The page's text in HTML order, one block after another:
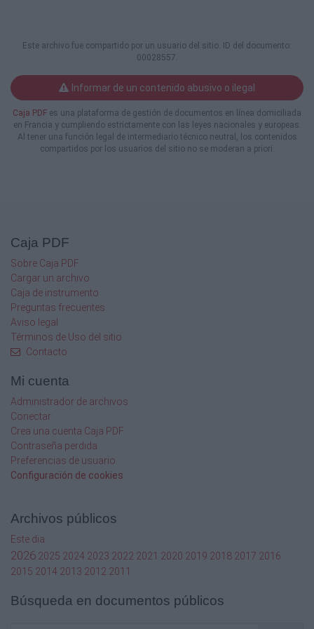
APARCAMIENTOS DE SUPERFICIE
Europa Prefabri está asimismo especializada
marquesinas
metálicas para aparcamiento de coches, así
como otros usos similares.
Especialistas en parking
solares fotovoltaicos
con dos equipos de arquitectos
Disponemos de varios modelos estándar
sobre
los que podemos realizar modificaciones en
el diseño
y los materiales para adaptar la vivienda a las
necesidades del proyecto concreto.
Proyectos arquitectónicos de construcción
mediante un
innovador sistema constructivo que permite
una importante reducción de tiempos y
costes para grandes
proyectos de vivienda social.
Trabajamos en equipo multidisciplinar con
técnicos locales para conseguir las mejores
soluciones técnico-estéticas por ello
podemos adaptar las
viviendas a las necesidades de cada
proyecto y a los usos locales.
tipología
Este archivo fue compartido por un usuario del sitio. ID del documento:
00028557.
Informar de un contenido abusivo o ilegal
Caja PDF es una plataforma de gestión de documentos en línea domiciliada
en Francia y cumpliendo estrictamente con las leyes nacionales y europeas.
Al tener una función legal de intermediario técnico neutral, los contenidos
compartidos por los usuarios del sitio no se moderan a priori.
Caja PDF
Sobre Caja PDF
Cargar un archivo
Caja de instrumento
Preguntas frecuentes
Aviso legal
Términos de Uso del sitio
Contacto
Mi cuenta
Administrador de archivos
Conectar
Crea una cuenta Caja PDF
Contraseña perdida
Preferencias de usuario
Configuración de cookies
Archivos públicos
Este dia
2026 2025 2024 2023 2022 2021 2020 2019 2018 2017 2016
2015 2014 2013 2012 2011
Búsqueda en documentos públicos